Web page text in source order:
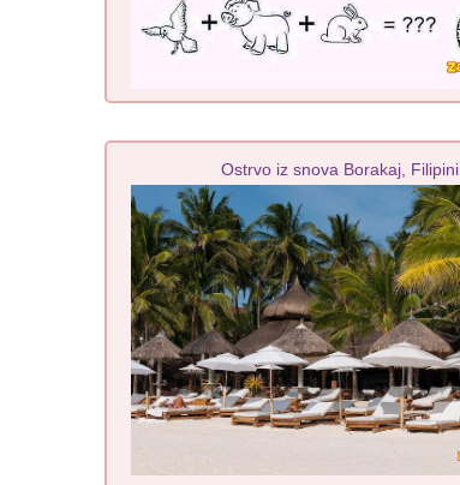
Ostrvo iz snova Borakaj, Filipini